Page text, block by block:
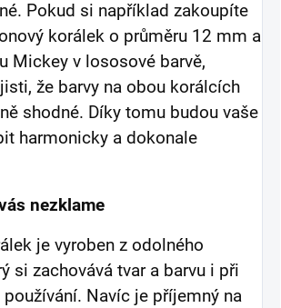
Pokud si například zakoupíte
korálek o průměru 12 mm a
Mickey v lososové barvě,
že barvy na obou korálcích
shodné. Díky tomu budou vaše
harmonicky a dokonale
nezklame
je vyroben z odolného
si zachovává tvar a barvu i při
Navíc je příjemný na